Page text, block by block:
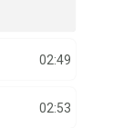
02:49
02:53